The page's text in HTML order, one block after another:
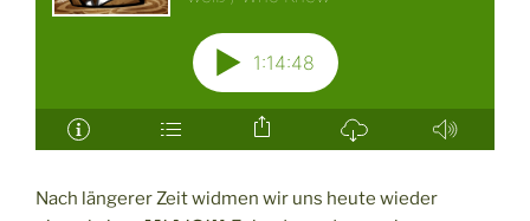
Nach längerer Zeit widmen wir uns heute wieder